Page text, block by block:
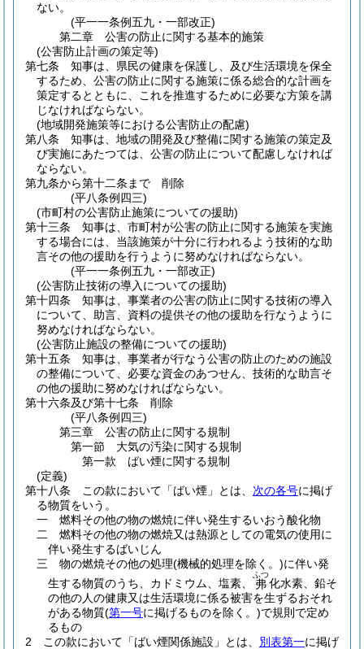
ない。
(平一一条例五九・一部改正)
第二章
公害の防止に関する基本的施策
(公害防止計画の策定等)
第七条
知事は、県民の健康を保護し、及び生活環境を保全
するため、公害の防止に関する施策に係る総合的な計画を
策定するとともに、これを推進するために必要な方策を講
じなければならない。
(地域開発施策等における公害防止の配慮)
第八条
知事は、地域の開発及び整備に関する施策の策定及
び実施にあたつては、公害の防止について配慮しなければ
ならない。
第九条から第十二条まで
削除
(平八条例四三)
(市町村の公害防止施策についての援助)
第十三条
知事は、市町村が公害の防止に関する施策を実施
する場合には、当該施策が十分に行われるよう技術的な助
言その他の援助を行うように努めなければならない。
(平一一条例五九・一部改正)
(公害防止技術の導入についての援助)
第十四条
知事は、事業者の公害の防止に関する技術の導入
について、助言、資料の提供その他の援助を行なうように
努めなければならない。
(公害防止施設の整備についての援助)
第十五条
知事は、事業者が行なう公害の防止のための施設
の整備について、必要な資金のあつせん、技術的な助言そ
の他の援助に努めなければならない。
第十六条及び第十七条
削除
(平八条例四三)
第三章
公害の防止に関する規制
第一節
大気の汚染に関する規制
第一款
ばい煙に関する規制
(定義)
第十八条
この款において「ばい煙」とは、 次の各号に掲げ
る物質をいう。
一
燃料その他の物の燃焼に伴い発生するいおう酸化物
二
燃料その他の物の燃焼又は熱源としての電気の使用に
伴い発生するばいじん
三
物の燃焼その他の処理(機械的処理を除く。)に伴い発
生する物質のうち、カドミウム、塩素、
弗
ふつ
化水素、鉛そ
の他の人の健康又は生活環境に係る被害を生ずるおそれ
がある物質(第一号に掲げるものを除く。)で規則で定め
るもの
2
この款において「ばい煙関係施設」とは、 別表第一に掲げ